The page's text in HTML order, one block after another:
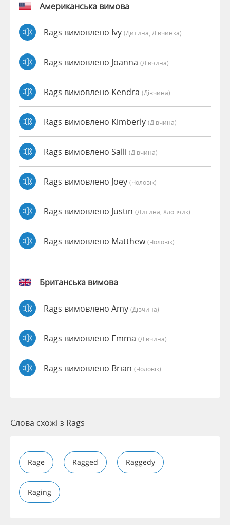
Американська вимова
Rags вимовлено Ivy (дитина, Дівчинка)
Rags вимовлено Joanna (дівчина)
Rags вимовлено Kendra (дівчина)
Rags вимовлено Kimberly (дівчина)
Rags вимовлено Salli (дівчина)
Rags вимовлено Joey (чоловік)
Rags вимовлено Justin (дитина, Хлопчик)
Rags вимовлено Matthew(чоловік)
Британська вимова
Rags вимовлено Amy (дівчина)
Rags вимовлено Emma (дівчина)
Rags вимовлено Brian (чоловік)
Слова схожі з Rags
Rage Ragged Raggedy
Raging